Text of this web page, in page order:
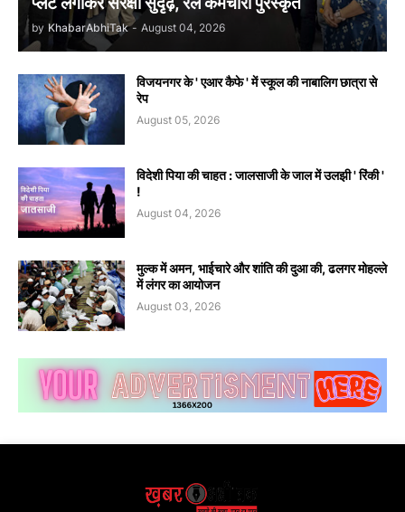
by KhabarAbhiTak - August 04, 2026
विजयनगर के ' एआर कैफे ' में स्कूल की नाबालिग छात्रा से
रेप
August 05, 2026
विदेशी पिया की चाहत : जालसाजी के जाल में उलझी ' रिंकी '
!
August 04, 2026
मुल्क में अमन, भाईचारे और शांति की दुआ की, ढलगर मोहल्ले
में लंगर का आयोजन
August 03, 2026